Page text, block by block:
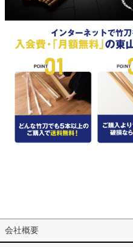
会社概要